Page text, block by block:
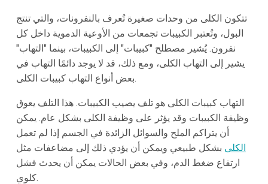
تتكون الكلى من وحدات صغيرة تُعرف بالنفرونات، والتي تنتج
البول، وتُعتبر الكبيبات تجمعات من الأوعية الدموية داخل كل
نفرون. يُشير مصطلح "كبيبات" إلى الكبيبات، بينما "التهاب"
يشير إلى التهاب الكلى، ومع ذلك، قد لا يوجد دائمًا التهاب في
بعض أنواع التهاب كبيبات الكلى.
التهاب كبيبات الكلى هو تلف يصيب الكبيبات. هذا التلف يعوق
وظيفة الكبيبات وقد يؤثر على وظيفة الكلى بشكل عام. يمكن
أن يتراكم الملح والسوائل الزائدة في الجسم إذا لم تعمل
الكلى بشكل طبيعي ويمكن أن يؤدي ذلك إلى مضاعفات مثل
ارتفاع ضغط الدم، وفي بعض الحالات يمكن أن يحدث فشل
كلوي.